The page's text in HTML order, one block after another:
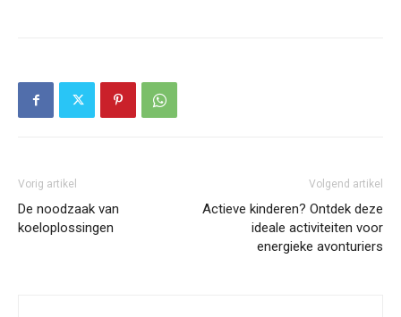
Vorig artikel
De noodzaak van
koeloplossingen
Volgend artikel
Actieve kinderen? Ontdek deze
ideale activiteiten voor
energieke avonturiers